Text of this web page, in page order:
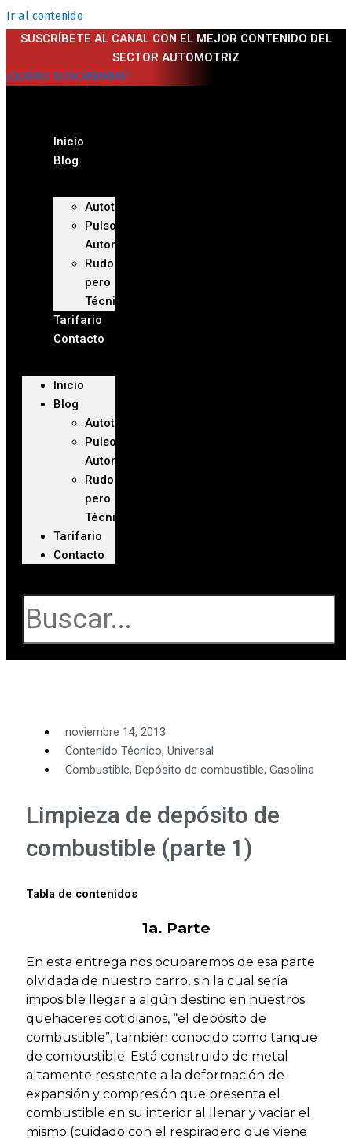
Ir al contenido
SUSCRÍBETE AL CANAL CON EL MEJOR CONTENIDO DEL
SECTOR AUTOMOTRIZ
¡QUIERO SUSCRIBIRME!
Inicio
Blog
Autoteca
Pulso
Automotriz
Rudo
pero
Técnico
Tarifario
Contacto
Inicio
Blog
Autoteca
Pulso
Automotriz
Rudo
pero
Técnico
Tarifario
Contacto
noviembre 14, 2013
Contenido Técnico, Universal
Combustible, Depósito de combustible, Gasolina
Limpieza de depósito de
combustible (parte 1)
Tabla de contenidos
1a. Parte
En esta entrega nos ocuparemos de esa parte
olvidada de nuestro carro, sin la cual sería
imposible llegar a algún destino en nuestros
quehaceres cotidianos, “el depósito de
combustible”, también conocido como tanque
de combustible. Está construido de metal
altamente resistente a la deformación de
expansión y compresión que presenta el
combustible en su interior al llenar y vaciar el
mismo (cuidado con el respiradero que viene